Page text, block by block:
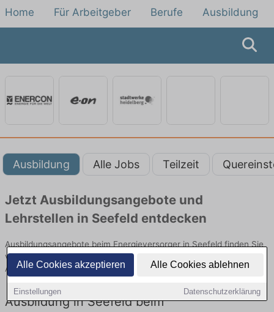
Alle Cookies akzeptieren Alle Cookies ablehnen
Einstellungen Datenschutzerklärung
Home Für Arbeitgeber Berufe Ausbildung
Ausbildung Alle Jobs Teilzeit
Jetzt Ausbildungsangebote und
Lehrstellen in Seefeld entdecken
Ausbildungsangebote beim Energieversorger in Seefeld finden Sie
von namhaften Firmen. Entdecken Sie freie Optionen von Top-
Arbeitgebern und bewerben Sie sich noch heute.
Ausbildung in Seefeld beim